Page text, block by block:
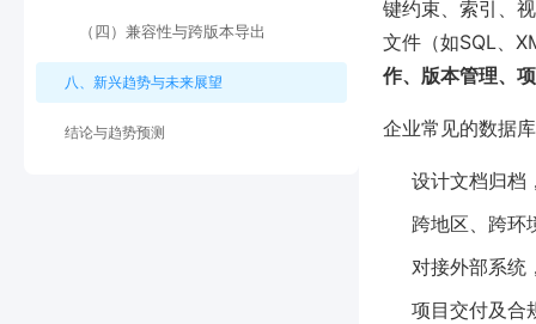
（四）兼容性与跨版本导出
八、新兴趋势与未来展望
结论与趋势预测
键约束、索引、
文件（如SQL、
作、版本管理、
企业常见的数据
设计文档归档
跨地区、跨环
对接外部系统
项目交付及合